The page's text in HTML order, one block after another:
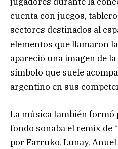
cuenta con juegos,
sectores destinados al
elementos que llamaron
apareció una imagen de
símbolo que suele
argentino en sus
La música también formó
fondo sonaba el remix de
por Farruko, Lunay,